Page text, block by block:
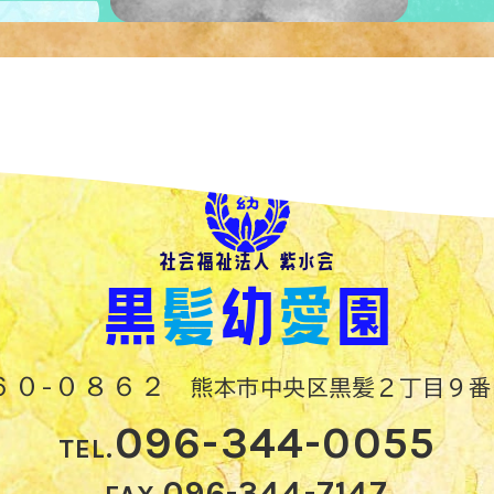
社会福祉法人 紫水会
黒髪幼愛園
０-０８６２ 熊本市中央区黒髪２丁目９
TEL.096-344-0055